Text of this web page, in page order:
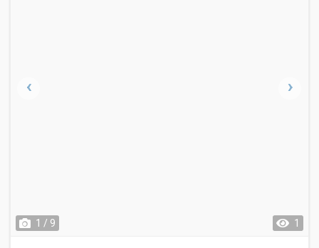
1 / 9 1